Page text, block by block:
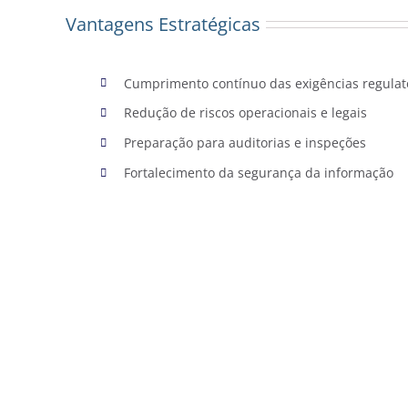
Vantagens Estratégicas
Cumprimento contínuo das exigências
Redução de riscos operacionais e legais
Preparação para auditorias e inspeções
Fortalecimento da segurança da informação